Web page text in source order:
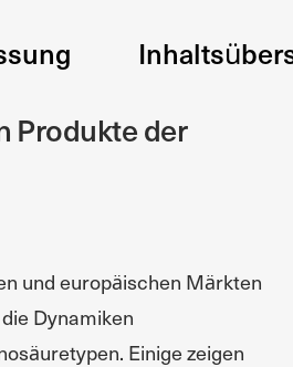
Produkte der
und europäischen Märkten
Dynamiken
Einige zeigen